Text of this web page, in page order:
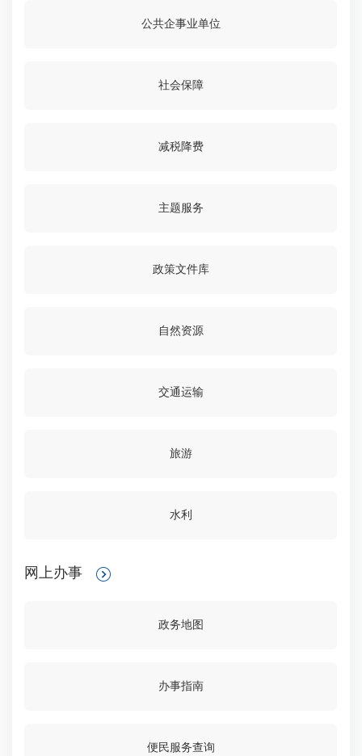
公共企事业单位
社会保障
减税降费
主题服务
政策文件库
自然资源
交通运输
旅游
水利
网上办事
政务地图
办事指南
便民服务查询